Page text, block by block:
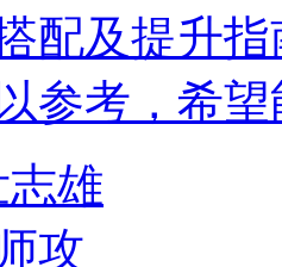
配及提升
参考，希